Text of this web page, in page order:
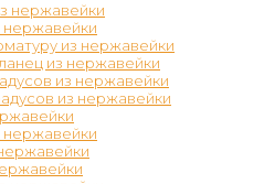
нержавейки
нержавейки
из нержавейки
из нержавейки
из нержавейки
из нержавейки